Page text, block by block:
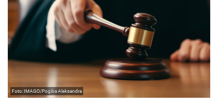
IMAGO/Pogiba Aleksandra